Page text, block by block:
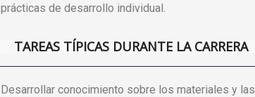
prácticas de desarrollo individual.
TAREAS TÍPICAS DURANTE LA CARRERA
Desarrollar conocimiento sobre los materiales y las